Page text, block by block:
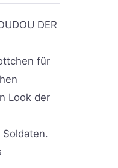
DER
für
Look der